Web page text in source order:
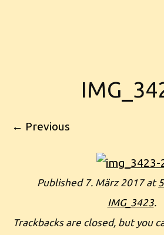
← Previous
Published 7. März 2017at
IMG_3423.
Trackbacks are closed, but you